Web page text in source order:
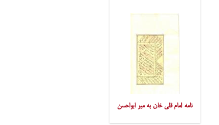
نامه امام قلی خان به میر ابواحسن